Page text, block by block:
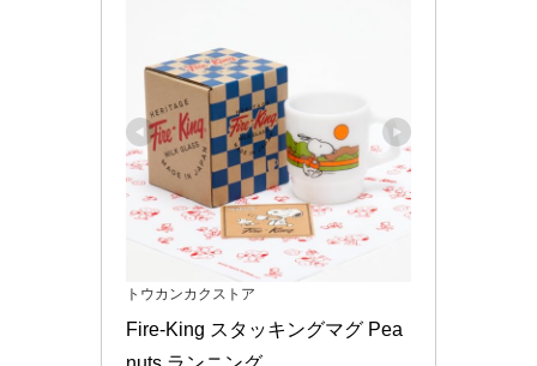
トウカンカクストア
Fire-King スタッキングマグ Pea